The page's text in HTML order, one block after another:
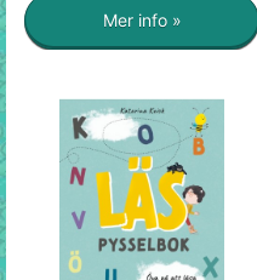
Mer info »